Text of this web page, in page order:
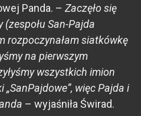
Panda. – Zaczęło się
San-Pajda
rozpoczynałam siatkówkę
na pierwszym
wszystkich imion
więc Pajda i
– wyjaśniła Świrad.